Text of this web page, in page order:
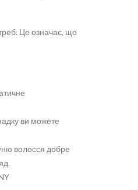
Це означає, що
ви можете
волосся добре